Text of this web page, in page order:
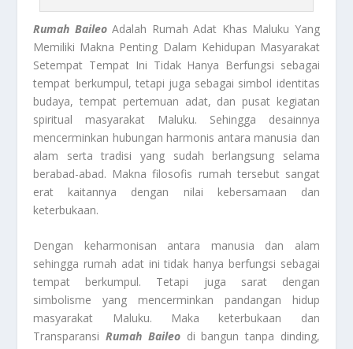
Rumah BaileoAdalah Rumah Adat Khas Maluku Yang
Memiliki Makna Penting Dalam Kehidupan Masyarakat
Setempat Tempat Ini Tidak Hanya Berfungsi sebagai
tempat berkumpul, tetapi juga sebagai simbol identitas
budaya, tempat pertemuan adat, dan pusat kegiatan
spiritual masyarakat Maluku. Sehingga desainnya
mencerminkan hubungan harmonis antara manusia dan
alam serta tradisi yang sudah berlangsung selama
berabad-abad. Makna filosofis rumah tersebut sangat
erat kaitannya dengan nilai kebersamaan dan
keterbukaan.
Dengan keharmonisan antara manusia dan alam
sehingga rumah adat ini tidak hanya berfungsi sebagai
tempat berkumpul. Tetapi juga sarat dengan
simbolisme yang mencerminkan pandangan hidup
masyarakat Maluku. Maka keterbukaan dan
TransparansiRumah Baileodi bangun tanpa dinding,